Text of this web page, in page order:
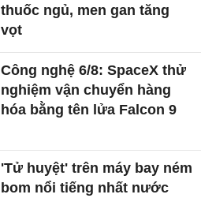
thuốc ngủ, men gan tăng
vọt
Công nghệ 6/8: SpaceX thử
nghiệm vận chuyển hàng
hóa bằng tên lửa Falcon 9
'Tử huyệt' trên máy bay ném
bom nổi tiếng nhất nước